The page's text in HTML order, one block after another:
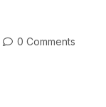
0 Comments